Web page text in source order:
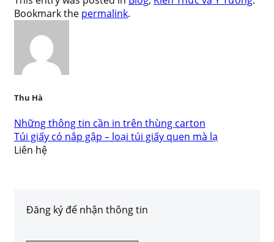
Bookmark the permalink.
Thu Hà
Những thông tin cần in trên thùng carton
Túi giấy có nắp gập – loại túi giấy quen mà lạ
Liên hệ
Đăng ký để nhận thông tin